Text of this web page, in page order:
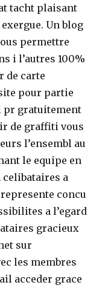
tacht plaisant
Un blog
permettre
i l’autres 100%
de carte
pour partie
pr gratuitement
de graffiti vous
l’ensembl au
le equipe en
a
concu
a l’egard
gracieux
sur
les membres
acceder grace